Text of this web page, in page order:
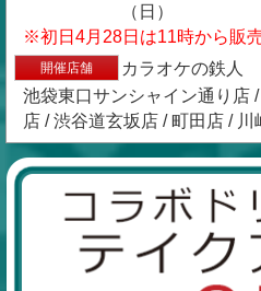
（日）
※初日4月28日は11時から販
開催店舗
カラオケの鉄人
池袋東口サンシャイン通り店
店 / 渋谷道玄坂店 / 町田店 / 川